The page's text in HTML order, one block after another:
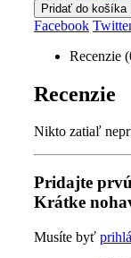
Pridať do košíka
Facebook
Recenzie
Recenzie
Nikto zatiaľ
Pridajte
Krátke
Musíte byť